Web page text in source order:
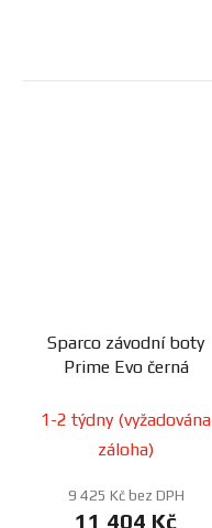
Sparco závodní boty
Prime Evo černá
1-2 týdny (vyžadována
záloha)
9 425 Kč bez DPH
11 404 Kč